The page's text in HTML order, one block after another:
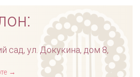
сад, ул. Докукина, дом 8,
→